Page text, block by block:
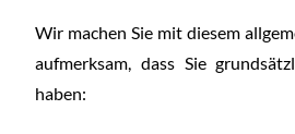
Wir machen Sie mit diesem
aufmerksam, dass Sie
haben: